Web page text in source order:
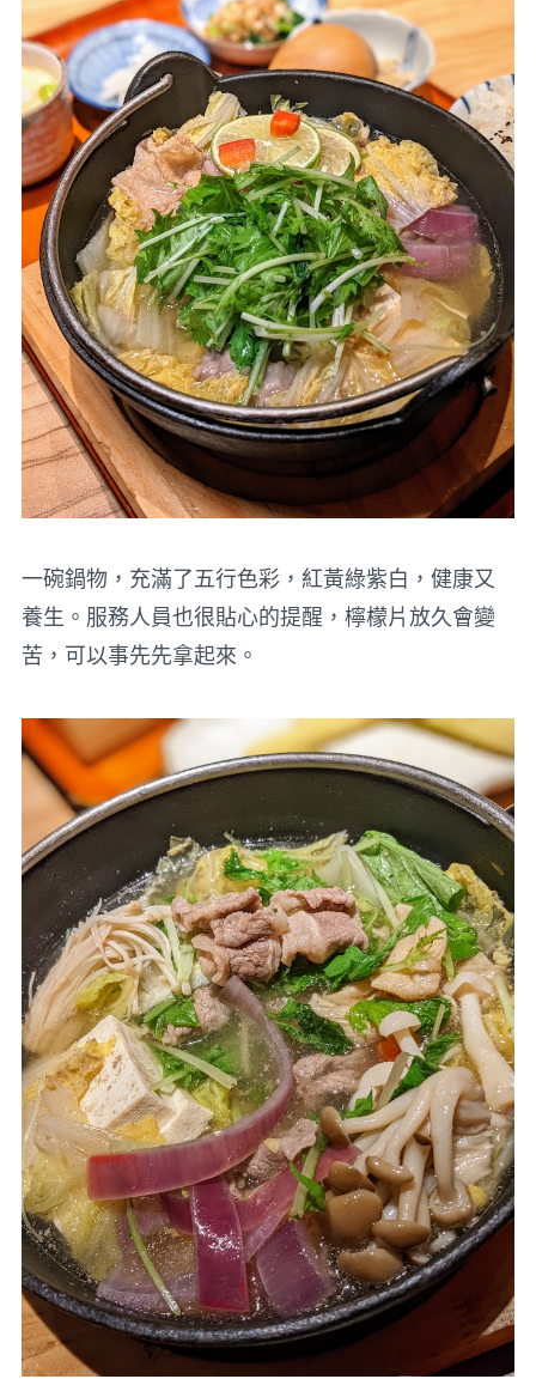
一碗鍋物，充滿了五行色彩，紅黃綠紫白，健康又
養生。服務人員也很貼心的提醒，檸檬片放久會變
苦，可以事先先拿起來。